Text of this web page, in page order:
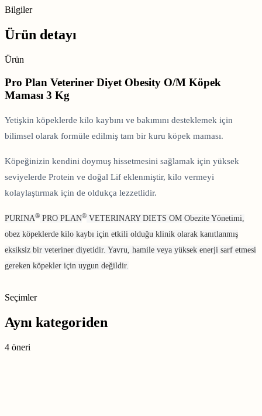
Bilgiler
Ürün detayı
Ürün
Pro Plan Veteriner Diyet Obesity O/M Köpek
Maması 3 Kg
Yetişkin köpeklerde kilo kaybını ve bakımını desteklemek için
bilimsel olarak formüle edilmiş tam bir kuru köpek maması.
Köpeğinizin kendini doymuş hissetmesini sağlamak için yüksek
seviyelerde Protein ve doğal Lif eklenmiştir, kilo vermeyi
kolaylaştırmak için de oldukça lezzetlidir.
PURINA® PRO PLAN® VETERINARY DIETS OM Obezite Yönetimi,
obez köpeklerde kilo kaybı için etkili olduğu klinik olarak kanıtlanmış
eksiksiz bir veteriner diyetidir. Yavru, hamile veya yüksek enerji sarf etmesi
gereken köpekler için uygun değildir.
Seçimler
Aynı kategoriden
4 öneri